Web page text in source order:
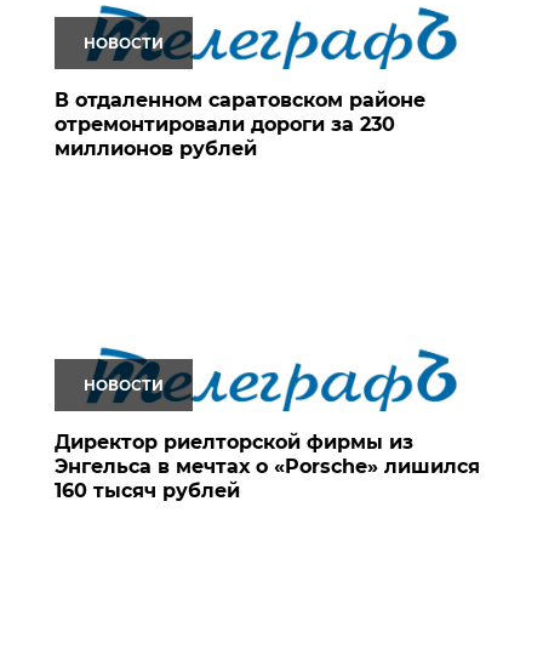
НОВОСТИ
В отдаленном саратовском районе
отремонтировали дороги за 230
миллионов рублей
НОВОСТИ
Директор риелторской фирмы из
Энгельса в мечтах о «Porsche» лишился
160 тысяч рублей